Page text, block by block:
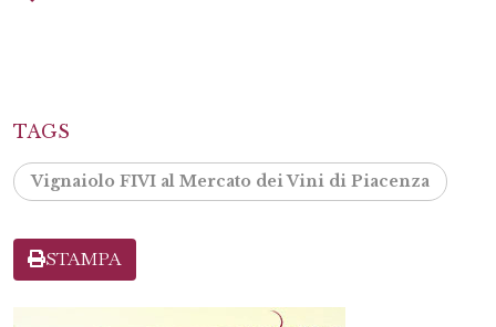
TAGS
Vignaiolo FIVI al Mercato dei Vini di Piacenza
STAMPA